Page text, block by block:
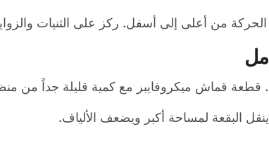
من أعلى إلى أسفل. ركز على الثنيات
قطعة قماش ميكروفايبر مع كمية قليلة جداً من
البقعة لمساحة أكبر ويضعف الألياف.